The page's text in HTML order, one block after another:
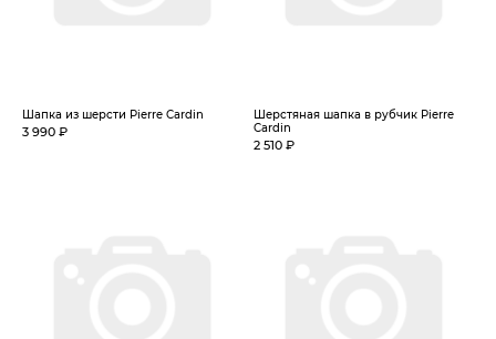
Шапка из шерсти Pierre Cardin
3 990 ₽
Шерстяная шапка в рубчик Pierre
Cardin
2 510 ₽